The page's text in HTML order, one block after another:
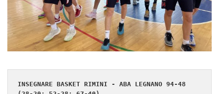
INSEGNARE BASKET RIMINI - ABA LEGNANO 94-48